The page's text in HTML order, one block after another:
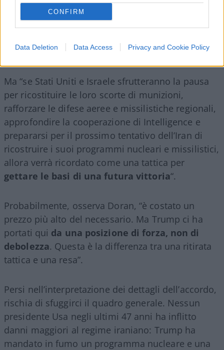
CONFIRM
Data Deletion Data Access Privacy and Cookie Policy
Se l’amministrazione Trump permetterà al regime
di ricostruire i suoi programmi militari, l’accordo
delladiplomazia fallitacon Teheran”.
Ma “se Stati Uniti e Israele sfrutteranno la pausa
per ricostituire le loro scorte di munizioni,
rafforzare le difese aeree e missilistiche regionali,
approfondire la cooperazione di Intelligence e
prepararsi per il prossimo tentativo dell’Iran di
ricostruire i suoi programmi nucleari e missilistici,
allora verrà ricordato come una tattica per
gettare le basi di una futura vittoria“.
Probabilmente, osserva Doran, “è costato un
prezzo più alto del necessario. Ma Trump ci ha
portati qui da una posizione di forza, non di
debolezza. Questa è la differenza tra una ritirata
tattica e una resa”.
Persi nell’interpretazione dei dettagli dell’accordo,
rischia di sfuggirci il quadro generale. Nessun
presidente Usa negli ultimi 47 anni ha inflitto
danni maggiori al regime iraniano: Trump ha
mandato in fumo un programma nucleare e una